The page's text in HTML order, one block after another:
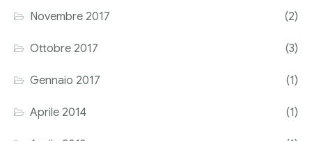
Novembre 2017 (2)
Ottobre 2017 (3)
Gennaio 2017 (1)
Aprile 2014 (1)